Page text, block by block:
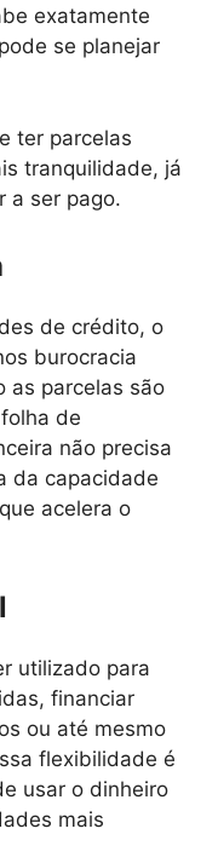
exatamente
se planejar
ter parcelas
tranquilidade, já
a ser pago.
de crédito, o
burocracia
as parcelas são
de
não precisa
da capacidade
acelera o
utilizado para
financiar
ou até mesmo
flexibilidade é
usar o dinheiro
mais